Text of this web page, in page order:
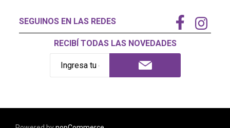
SEGUINOS EN LAS REDES
RECIBÍ TODAS LAS NOVEDADES